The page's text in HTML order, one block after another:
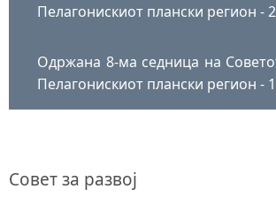
Пелагонискиот плански регион -
Одржана 8-ма седница на
Пелагонискиот плански регион -
Совет за развој